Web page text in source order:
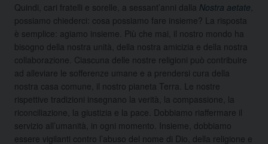
Quindi, cari fratelli e sorelle, a sessant’anni dalla Nostra aetate
possiamo chiederci: cosa possiamo fare insieme? La risposta
è semplice: agiamo insieme. Più che mai, il nostro mondo ha
bisogno della nostra unità, della nostra amicizia e della nostra
collaborazione. Ciascuna delle nostre religioni può contribuire
ad alleviare le sofferenze umane e a prendersi cura della
nostra casa comune, il nostro pianeta Terra. Le nostre
rispettive tradizioni insegnano la verità, la compassione, la
riconciliazione, la giustizia e la pace. Dobbiamo riaffermare il
servizio all’umanità, in ogni momento. Insieme, dobbiamo
essere vigilanti contro l’abuso del nome di Dio, della religione e